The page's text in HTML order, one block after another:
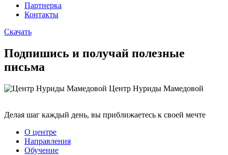
Партнерка
Контакты
Скачать
Подпишись и получай полезные
письма
Центр Нуриды Мамедовой
Делая шаг каждый день, вы приближаетесь к своей мечте
О центре
Направления
Обучение